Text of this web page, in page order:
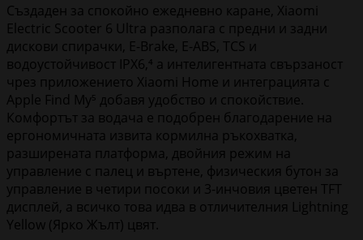
Създаден за спокойно ежедневно каране, Xiaomi
Electric Scooter 6 Ultra разполага с предни и задни
дискови спирачки, E-Brake, E-ABS, TCS и
водоустойчивост IPX6,⁴ а интелигентната свързаност
чрез приложението Xiaomi Home и интеграцията с
Apple Find My⁵ добавя удобство и спокойствие.
Комфортът за водача е подобрен благодарение на
ергономичната извита кормилна ръкохватка,
разширената платформа, двойния режим на
управление с палец и въртене, физическия бутон за
управление в четири посоки и 3-инчовия цветен TFT
дисплей, а всичко това идва в отличителния Lightning
Yellow (Ярко Жълт) цвят.